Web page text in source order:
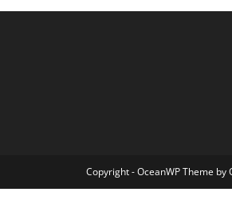
Copyright - OceanWP Theme by